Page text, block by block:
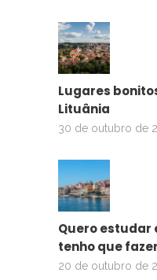
Lugares
Lituânia
30 de outubro de
Quero estudar
tenho que
20 de outubro de